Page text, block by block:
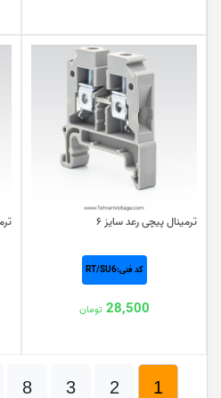
ترمینال پیچی رعد سایز ۶
کد فنی:RT/SU6
28,500 تومان
1
2
3
8